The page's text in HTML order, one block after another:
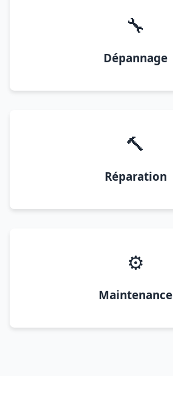
🔧
Dépannage
🔨
Réparation
⚙️
Maintenance